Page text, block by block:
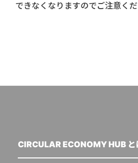
できなくなりますのでご注意くだ
CIRCULAR ECONOMY HUB と